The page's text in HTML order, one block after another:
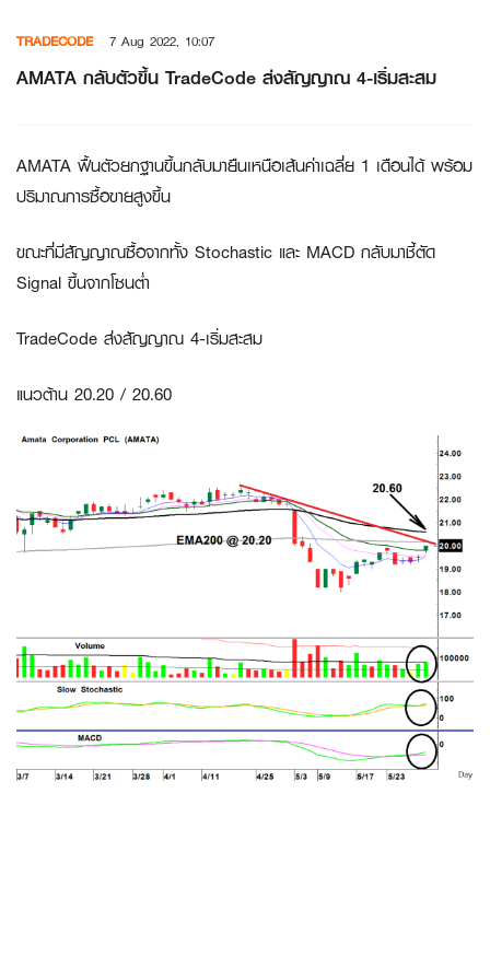
content
TRADECODE 7 Aug 2022, 10:07
AMATA กลับตัวขึ้น TradeCode ส่งสัญญาณ 4-เริ่มสะสม
AMATA ฟื้นตัวยกฐานขึ้นกลับมายืนเหนือเส้นค่าเฉลี่ย 1 เดือนได้ พร้อม
ปริมาณการซื้อขายสูงขึ้น
ขณะที่มีสัญญาณซื้อจากทั้ง Stochastic และ MACD กลับมาชี้ตัด
Signal ขึ้นจากโซนต่ำ
TradeCode ส่งสัญญาณ 4-เริ่มสะสม
แนวต้าน 20.20 / 20.60